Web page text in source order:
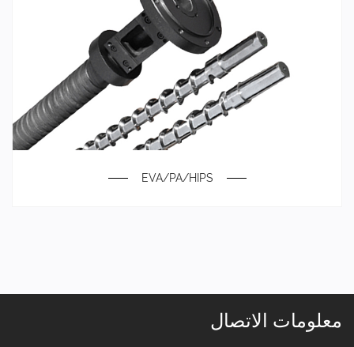
EVA/PA/HIPS
معلومات الاتصال